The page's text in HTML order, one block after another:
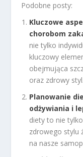
Podobne posty:
Kluczowe
chorobom
nie tylko
kluczowy
obejmująca
oraz zdrowy
Planowanie
odżywiania i
diety to nie
zdrowego stylu
na nasze